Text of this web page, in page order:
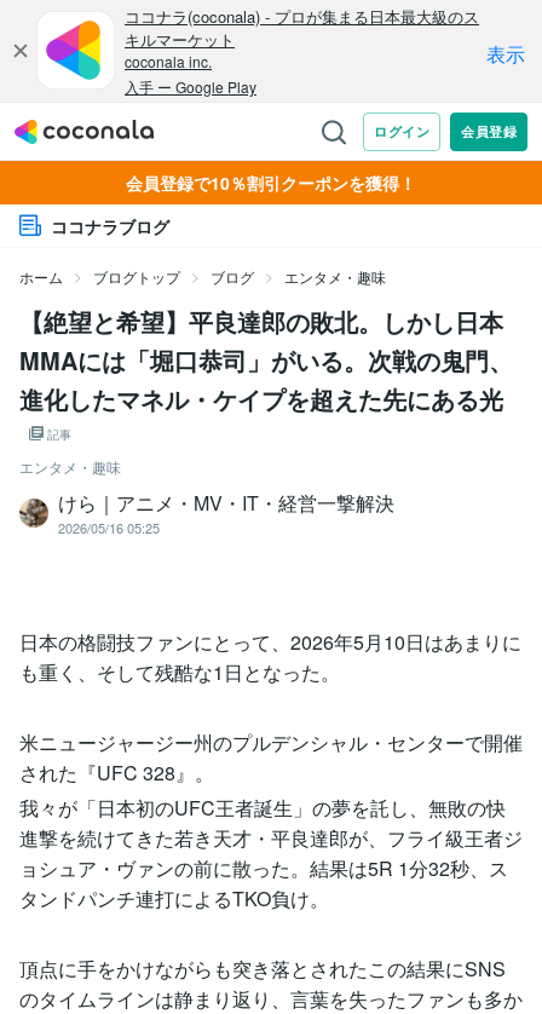
会員登録で10％割引クーポンを獲得！
ココナラブログ
ホーム ブログトップ ブログ エンタメ・趣味
【絶望と希望】平良達郎の敗北。しかし日本
MMAには「堀口恭司」がいる。次戦の鬼門、
進化したマネル・ケイプを超えた先にある光
記事
エンタメ・趣味
けら｜アニメ・MV・IT・経営一撃解決
2026/05/16 05:25
日本の格闘技ファンにとって、2026年5月10日はあまりに
も重く、そして残酷な1日となった。
米ニュージャージー州のプルデンシャル・センターで開催
された『UFC 328』。
我々が「日本初のUFC王者誕生」の夢を託し、無敗の快
進撃を続けてきた若き天才・平良達郎が、フライ級王者ジ
ョシュア・ヴァンの前に散った。結果は5R 1分32秒、ス
タンドパンチ連打によるTKO負け。
頂点に手をかけながらも突き落とされたこの結果にSNS
のタイムラインは静まり返り、言葉を失ったファンも多か